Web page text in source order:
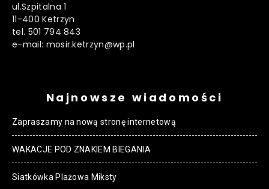
ul.Szpitalna 1
11-400 Ketrzyn
tel. 501 794 843
e-mail: mosir.ketrzyn@wp.pl
Najnowsze wiadomości
Zapraszamy na nową stronę internetową
WAKACJE POD ZNAKIEM BIEGANIA
Siatkówka Plażowa Miksty